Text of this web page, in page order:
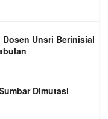
Dosen Unsri Berinisial
Dimutasi